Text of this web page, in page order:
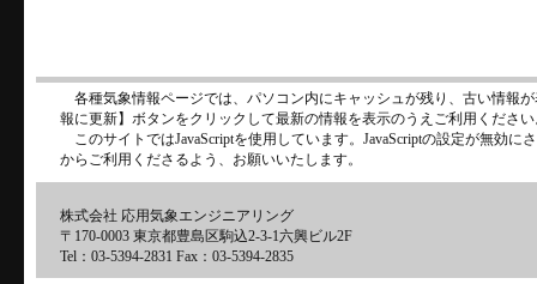
各種気象情報ページでは、パソコン内にキャッシュが残り、古い情報
報に更新】ボタンをクリックして最新の情報を表示のうえご利用くださ
このサイトではJavaScriptを使用しています。JavaScriptの設定が無効
からご利用くださるよう、お願いいたします。
株式会社 応用気象エンジニアリング
〒170-0003 東京都豊島区駒込2-3-1六興ビル2F
Tel：03-5394-2831 Fax：03-5394-2835